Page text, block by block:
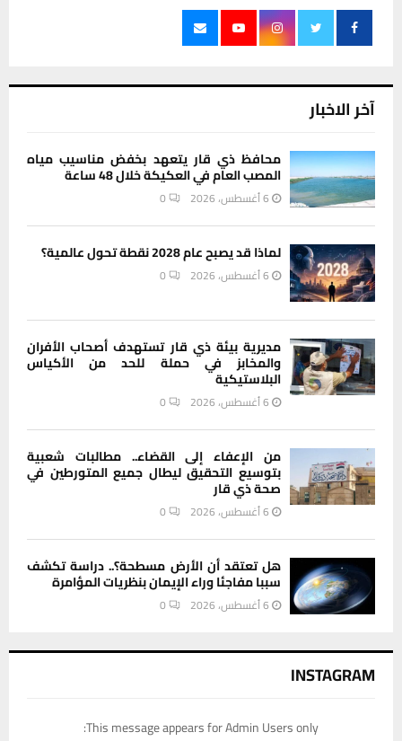
آخر الاخبار
محافظ ذي قار يتعهد بخفض مناسيب مياه
المصب العام في العكيكة خلال 48 ساعة
6 أغسطس، 2026 0
لماذا قد يصبح عام 2028 نقطة تحول عالمية؟
6 أغسطس، 2026 0
مديرية بيئة ذي قار تستهدف أصحاب الأفران
والمخابز في حملة للحد من الأكياس
البلاستيكية
6 أغسطس، 2026 0
من الإعفاء إلى القضاء.. مطالبات شعبية
بتوسيع التحقيق ليطال جميع المتورطين في
صحة ذي قار
6 أغسطس، 2026 0
هل تعتقد أن الأرض مسطحة؟.. دراسة تكشف
سببا مفاجئا وراء الإيمان بنظريات المؤامرة
6 أغسطس، 2026 0
INSTAGRAM
This message appears for Admin Users only: